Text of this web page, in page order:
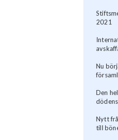
2021
Nu
Den
Nytt
till